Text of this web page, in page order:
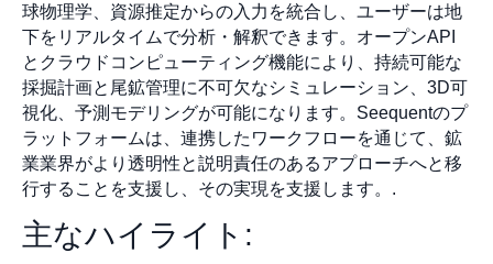
球物理学、資源推定からの入力を統合し、ユーザーは地
下をリアルタイムで分析・解釈できます。オープンAPI
とクラウドコンピューティング機能により、持続可能な
採掘計画と尾鉱管理に不可欠なシミュレーション、3D可
視化、予測モデリングが可能になります。Seequentのプ
ラットフォームは、連携したワークフローを通じて、鉱
業業界がより透明性と説明責任のあるアプローチへと移
行することを支援し、その実現を支援します。.
主なハイライト: